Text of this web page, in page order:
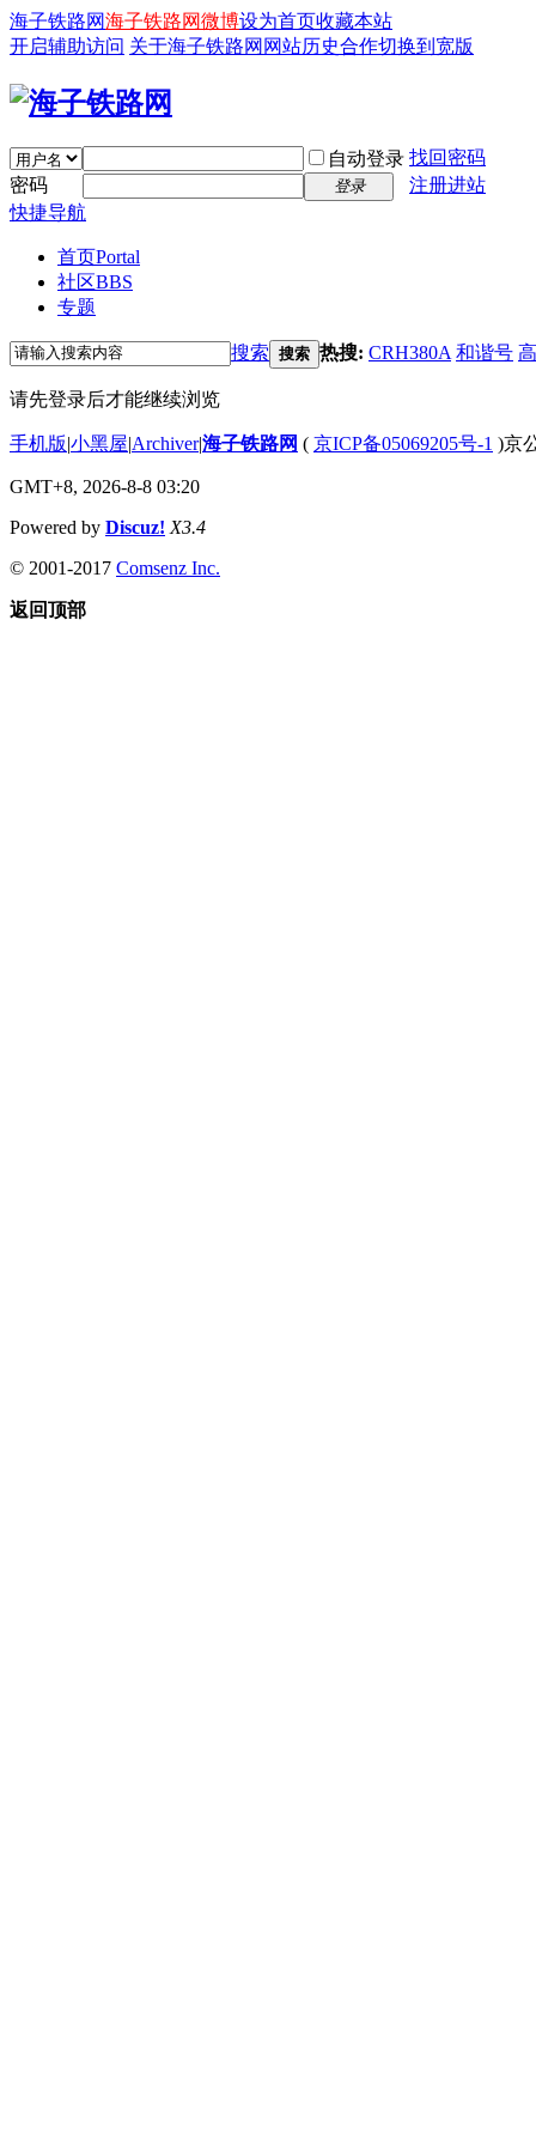
海子铁路网海子铁路网微博设为首页收藏本站
开启辅助访问 关于海子铁路网 网站历史合作切换到宽版
自动登录 找回密码
密码
登录
注册进站
快捷导航
首页Portal
社区BBS
专题
搜索 搜索 热搜: CRH380A 和谐号
请先登录后才能继续浏览
手机版|小黑屋|Archiver|海子铁路网 ( 京ICP备05069205号-1 )京
GMT+8, 2026-8-8 03:20
Powered by Discuz! X3.4
© 2001-2017 Comsenz Inc.
返回顶部